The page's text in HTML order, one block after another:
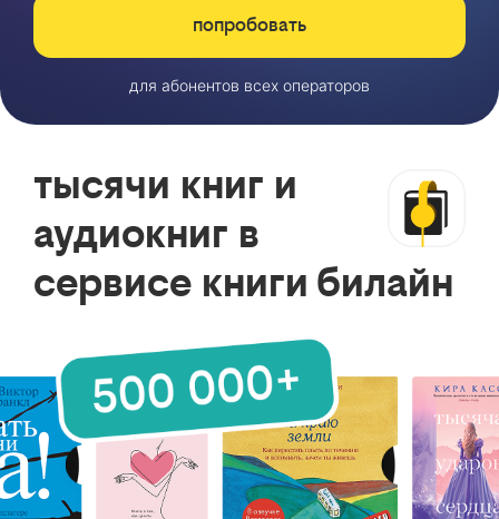
попробовать
для абонентов всех операторов
тысячи книг и
аудиокниг в
сервисе книги билайн